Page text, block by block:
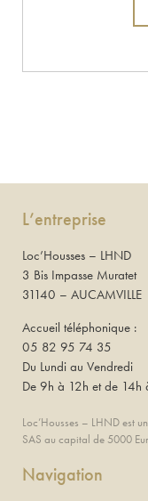
L’entreprise
Loc’Housses – LHND
3 Bis Impasse Muratet
31140 – AUCAMVILLE
Accueil téléphonique :
05 82 95 74 35
Du Lundi au Vendredi
De 9h à 12h et de 14h
Loc’Housses – LHND est
SAS au capital de 5000
Navigation